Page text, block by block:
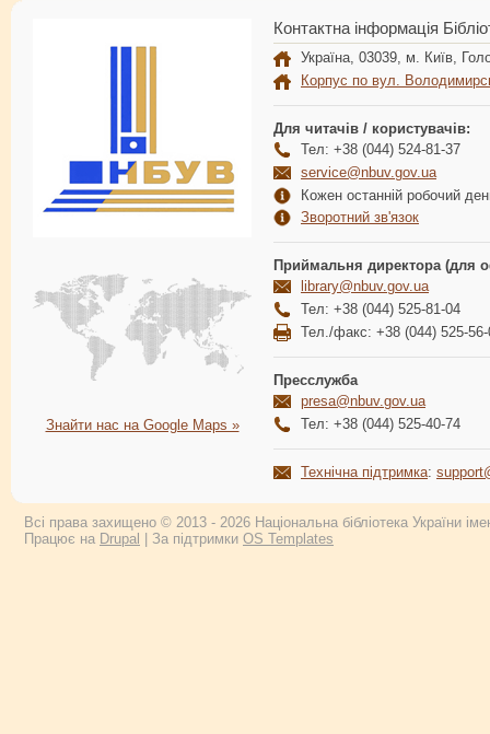
Знайти нас на Google Maps »
Контактна інформація
Україна, 03039, м. Київ,
Корпус по вул.
Для читачів / користувачів:
Тел: +38 (044) 524-81-37
service@nbuv.gov.ua
Кожен останній робочий
Зворотний зв'язок
Приймальня директора (для
library@nbuv.gov.ua
Тел: +38 (044) 525-81-04
Тел./факс: +38 (044) 525-56-
Пресслужба
presa@nbuv.gov.ua
Тел: +38 (044) 525-40-74
Технічна підтримка:
Всі права захищено © 2013 - 2026 Національна бібліотека України
Працює на Drupal | За підтримки OS Templates